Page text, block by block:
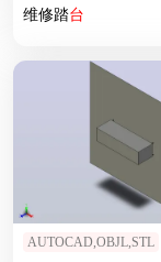
维修踏台
AUTOCAD,OBJL,STL